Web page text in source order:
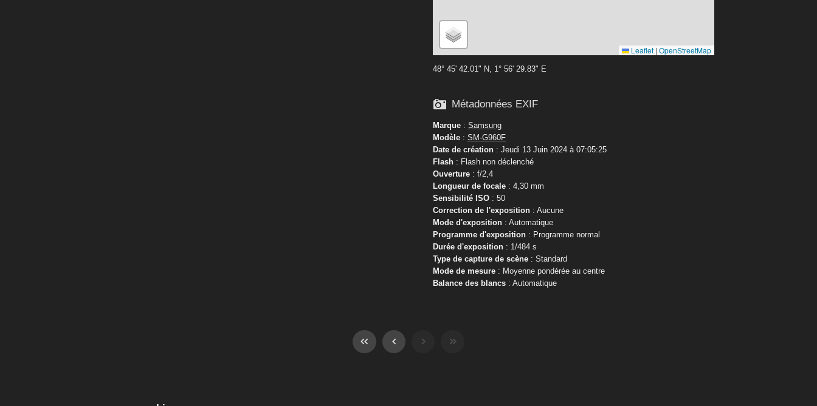
Leaflet | OpenStreetMap
48° 45' 42.01" N, 1° 56' 29.83" E
 Métadonnées EXIF
Marque : Samsung
Modèle : SM-G960F
Date de création : Jeudi 13 Juin 2024 à 07:05:25
Flash : Flash non déclenché
Ouverture : f/2,4
Longueur de focale : 4,30 mm
Sensibilité ISO : 50
Correction de l'exposition : Aucune
Mode d'exposition : Automatique
Programme d'exposition : Programme normal
Durée d'exposition : 1/484 s
Type de capture de scène : Standard
Mode de mesure : Moyenne pondérée au centre
Balance des blancs : Automatique